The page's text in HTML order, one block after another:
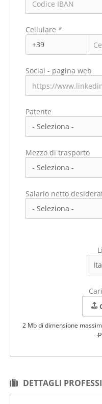
Cellulare *
Social - pagina web
Patente
Mezzo di trasporto
Salario netto
2 Mb di dimensione
DETTAGLI